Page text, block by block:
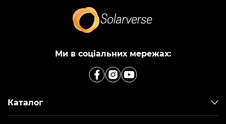
Ми в соціальних мережах:
Каталог